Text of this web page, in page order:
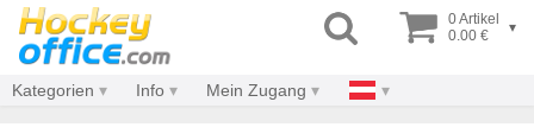
0 Artikel
0.00 €
▾
Kategorien Info Mein Zugang